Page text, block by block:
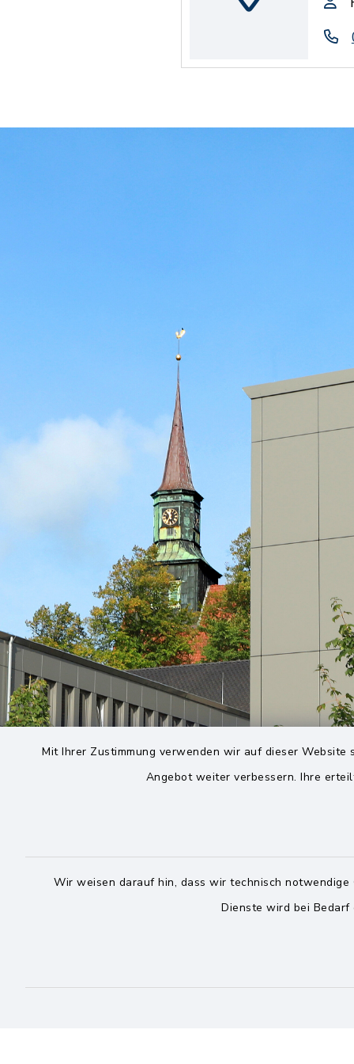
Mit Ihrer Zustimmung verwenden wir auf dieser
Angebot weiter verbessern. Ihre
Wir weisen darauf hin, dass wir technisch
Dienste wird bei